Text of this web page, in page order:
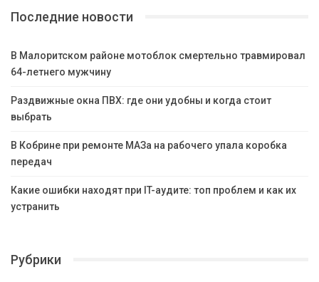
Последние новости
В Малоритском районе мотоблок смертельно травмировал
64-летнего мужчину
Раздвижные окна ПВХ: где они удобны и когда стоит
выбрать
В Кобрине при ремонте МАЗа на рабочего упала коробка
передач
Какие ошибки находят при IT-аудите: топ проблем и как их
устранить
Рубрики